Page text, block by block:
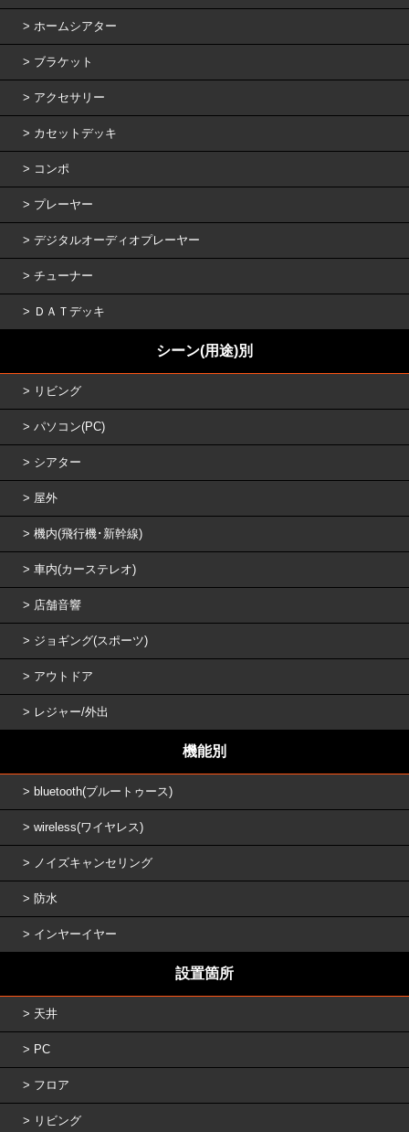
ホームシアター
ブラケット
アクセサリー
カセットデッキ
コンポ
プレーヤー
デジタルオーディオプレーヤー
チューナー
ＤＡＴデッキ
シーン(用途)別
リビング
パソコン(PC)
シアター
屋外
機内(飛行機･新幹線)
車内(カーステレオ)
店舗音響
ジョギング(スポーツ)
アウトドア
レジャー/外出
機能別
bluetooth(ブルートゥース)
wireless(ワイヤレス)
ノイズキャンセリング
防水
インヤーイヤー
設置箇所
天井
PC
フロア
リビング